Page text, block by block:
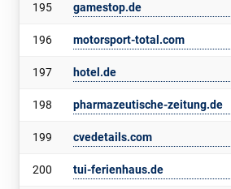
195 gamestop.de
196 motorsport-total.com
197 hotel.de
198 pharmazeutische-zeitung.de
199 cvedetails.com
200 tui-ferienhaus.de